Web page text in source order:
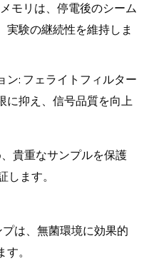
モリは、停電後のシーム
実験の継続性を維持しま
ン: フェライトフィルター
に抑え、信号品質を向上
貴重なサンプルを保護
します。
プは、無菌環境に効果的
。